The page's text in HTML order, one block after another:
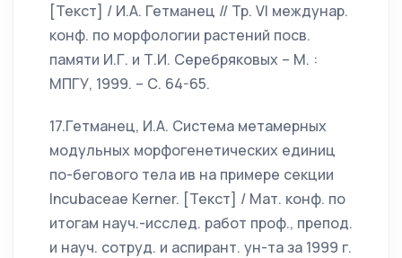
[Текст] / И.А. Гетманец // Тр. VI междунар.
конф. по морфологии растений посв.
памяти И.Г. и Т.И. Серебряковых – М. :
МПГУ, 1999. – С. 64-65.
17.Гетманец, И.А. Система метамерных
модульных морфогенетических единиц
по-бегового тела ив на примере секции
Incubaceae Kerner. [Текст] / Мат. конф. по
итогам науч.-исслед. работ проф., препод.
и науч. сотруд. и аспирант. ун-та за 1999 г.